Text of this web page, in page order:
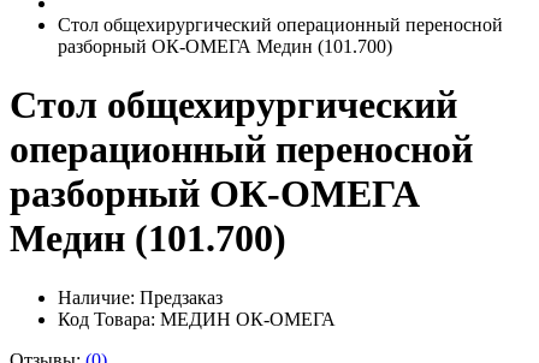
Стол общехирургический операционный переносной
разборный ОК-ОМЕГА Медин (101.700)
Стол общехирургический
операционный переносной
разборный ОК-ОМЕГА
Медин (101.700)
Наличие: Предзаказ
Код Товара: МЕДИН ОК-ОМЕГА